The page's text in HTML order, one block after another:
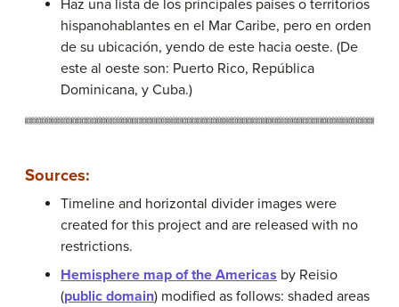
Haz una lista de los principales países o territorios
hispanohablantes en el Mar Caribe, pero en orden
de su ubicación, yendo de este hacia oeste. (De
este al oeste son: Puerto Rico, República
Dominicana, y Cuba.)
Sources:
Timeline and horizontal divider images were
created for this project and are released with no
restrictions.
Hemisphere map of the Americas by Reisio
(public domain) modified as follows: shaded areas